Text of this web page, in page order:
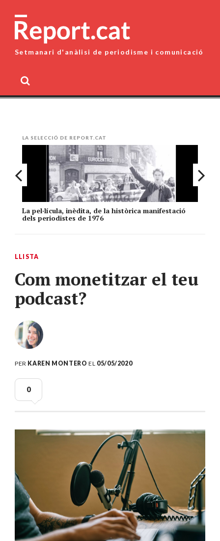
content
Setmanari d'anàlisi de periodisme i comunicació
LA SELECCIÓ DE REPORT.CAT
La pel·lícula, inèdita, de la històrica manifestació
dels periodistes de 1976
LLISTA
Com monetitzar el teu
podcast?
PER KAREN MONTERO EL 05/05/2020
0